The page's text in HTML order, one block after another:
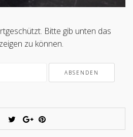
Bitte gib unten das
zu können.